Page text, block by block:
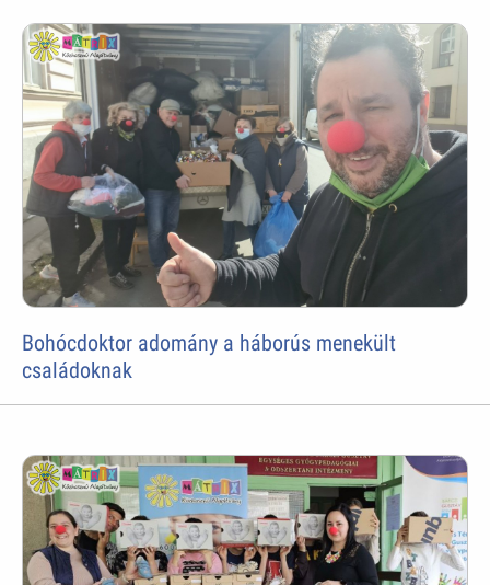
Bohócdoktor adomány a háborús menekült
családoknak